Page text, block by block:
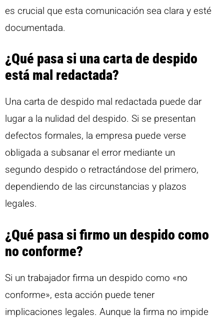
es crucial que esta comunicación sea clara y esté
documentada.
¿Qué pasa si una carta de despido
está mal redactada?
Una carta de despido mal redactada puede dar
lugar a la nulidad del despido. Si se presentan
defectos formales, la empresa puede verse
obligada a subsanar el error mediante un
segundo despido o retractándose del primero,
dependiendo de las circunstancias y plazos
legales.
¿Qué pasa si firmo un despido como
no conforme?
Si un trabajador firma un despido como «no
conforme», esta acción puede tener
implicaciones legales. Aunque la firma no impide